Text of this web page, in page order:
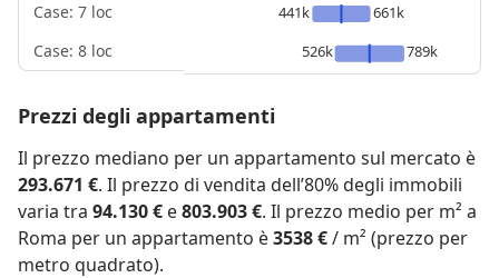
Case: 7 loc
Case: 8 loc
441k
661k
526k
789k
Prezzi degli appartamenti
Il prezzo mediano per un appartamento sul mercato è
293.671 €. Il prezzo di vendita dell’80% degli immobili
varia tra 94.130 € e803.903 €. Il prezzo medio per m² a
Roma per un appartamento è3538 €/ m² (prezzo per
metro quadrato).